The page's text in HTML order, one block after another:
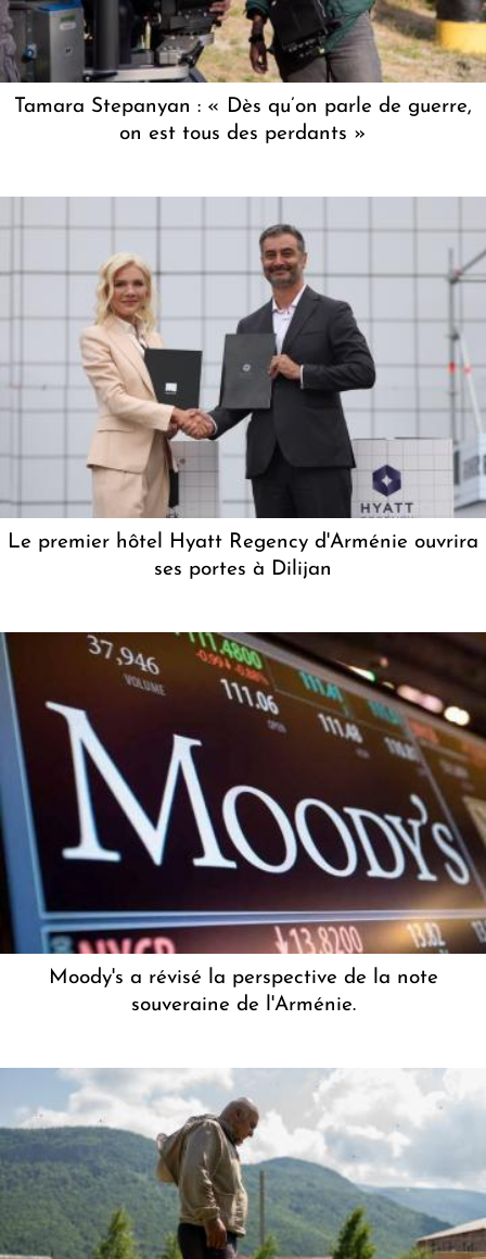
Tamara Stepanyan : « Dès qu’on parle de guerre,
on est tous des perdants »
Le premier hôtel Hyatt Regency d'Arménie ouvrira
ses portes à Dilijan
Moody's a révisé la perspective de la note
souveraine de l'Arménie.